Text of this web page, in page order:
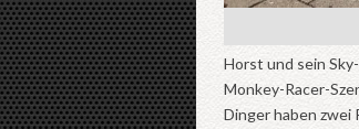
Horst und sein
Monkey-Racer-
Dinger haben zwei